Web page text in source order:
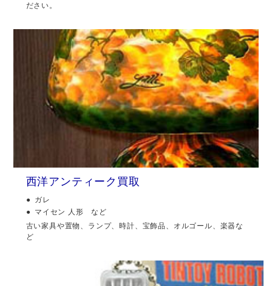
ださい。
西洋アンティーク買取
ガレ
マイセン 人形 など
古い家具や置物、ランプ、時計、宝飾品、オルゴール、楽器な
ど